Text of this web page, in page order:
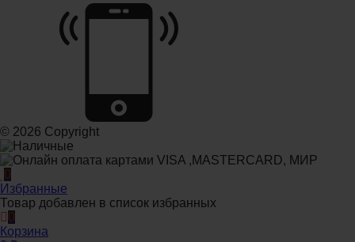
© 2026 Copyright
0
Избранные
Товар добавлен в список избранных
0
Корзина